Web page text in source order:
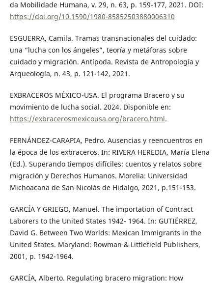
da Mobilidade Humana, v. 29, n. 63, p. 159-177, 2021. DOI:
https://doi.org/10.1590/1980-85852503880006310
ESGUERRA, Camila. Tramas transnacionales del cuidado:
una “lucha con los ángeles”, teoría y metáforas sobre
cuidado y migración. Antípoda. Revista de Antropología y
Arqueología, n. 43, p. 121-142, 2021.
EXBRACEROS MÉXICO-USA. El programa Bracero y su
movimiento de lucha social. 2024. Disponible en:
https://exbracerosmexicousa.org/bracero.html.
FERNÁNDEZ-CARAPIA, Pedro. Ausencias y reencuentros en
la época de los exbraceros. In: RIVERA HEREDIA, María Elena
(Ed.). Superando tiempos difíciles: cuentos y relatos sobre
migración y Derechos Humanos. Morelia: Universidad
Michoacana de San Nicolás de Hidalgo, 2021, p.151-153.
GARCÍA Y GRIEGO, Manuel. The importation of Contract
Laborers to the United States 1942- 1964. In: GUTIÉRREZ,
David G. Between Two Worlds: Mexican Immigrants in the
United States. Maryland: Rowman & Littlefield Publishers,
2001, p. 1942-1964.
GARCÍA, Alberto. Regulating bracero migration: How